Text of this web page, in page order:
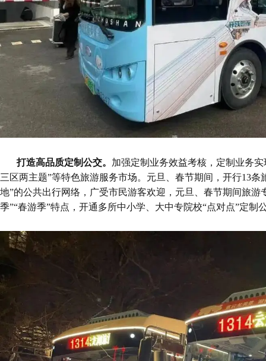
打造高品质定制公交。 加强定制业务效益考核，定制业务
三区两主题”等特色旅游服务市场。元旦、春节期间，开行13
地”的公共出行网络，广受市民游客欢迎，元旦、春节期间旅游
季”“春游季”特点，开通多所中小学、大中专院校“点对点”定制